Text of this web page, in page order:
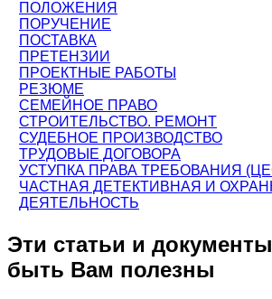
ПОЛОЖЕНИЯ
ПОРУЧЕНИЕ
ПОСТАВКА
ПРЕТЕНЗИИ
ПРОЕКТНЫЕ РАБОТЫ
РЕЗЮМЕ
СЕМЕЙНОЕ ПРАВО
СТРОИТЕЛЬСТВО. РЕМОНТ
СУДЕБНОЕ ПРОИЗВОДСТВО
ТРУДОВЫЕ ДОГОВОРА
УСТУПКА ПРАВА ТРЕБОВАНИЯ
ЧАСТНАЯ ДЕТЕКТИВНАЯ И
ДЕЯТЕЛЬНОСТЬ
Эти статьи и
быть Вам полезны